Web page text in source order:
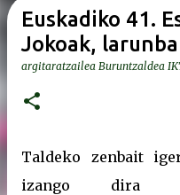
Euskadiko 41.
Jokoak,
argitaratzailea Buruntzaldea
Taldeko zenbait
izango dira